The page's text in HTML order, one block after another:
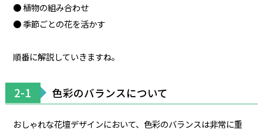
● 植物の組み合わせ
● 季節ごとの花を活かす
順番に解説していきますね。
2-1 色彩のバランスについて
おしゃれな花壇デザインにおいて、色彩のバランスは非常に重